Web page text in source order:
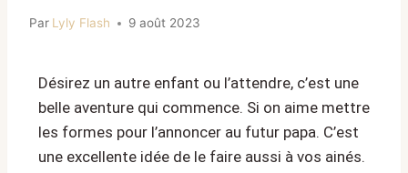
Par Lyly Flash 9 août 2023
Désirez un autre enfant ou l’attendre, c’est une
belle aventure qui commence. Si on aime mettre
les formes pour l’annoncer au futur papa. C’est
une excellente idée de le faire aussi à vos ainés.